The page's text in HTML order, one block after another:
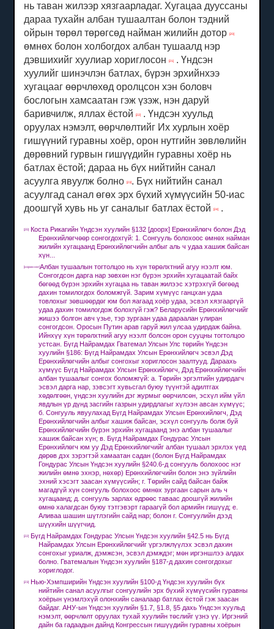
нь таван жилээр хязгаарладаг. Хугацаа дууссаны
дараа тухайн албан тушаалтан болон тэдний
ойрын төрөл төрөгсөд найман жилийн дотор[20]
өмнөх болон холбогдох албан тушаалд нэр
дэвшихийг хуулиар хориглосон[21] .Үндсэн
хуулийг шинэчлэн батлах, бүрэн эрхийнхээ
хугацааг өөрчлөхөд оролцсон хэн боловч
бослогын хамсаатан гэж үзэж, нэн даруй
баривчилж, яллах ёстой[22] .Үндсэн хуульд
оруулах нэмэлт, өөрчлөлтийг Их хурлын хоёр
гишүүний гуравны хоёр, орон нутгийн зөвлөлийн
дөрөвний гурвын гишүүдийн гуравны хоёр нь
батлах ёстой; дараа нь бүх нийтийн санал
асуулга явуулж болно[23] . Бүх нийтийн санал
асуулгад санал өгөх эрх бүхий хүмүүсийн 50-иас
доошгүй хувь нь уг саналыг батлах ёстой[24] .
[20]
Коста Рикагийн Үндсэн хуулийн §132 [доорх] Ерөнхийлөгч болон Дэд
Ерөнхийлөгчөөр сонгогдохгүй: 1. Сонгууль болохоос өмнөх найман
жилийн хугацаанд Ерөнхийлөгчийн албыг аль ч удаа хашиж байсан
хүн...
[хорин нэг] Албан тушаалын тогтолцоо нь хүн төрөлхтний агуу нээлт юм.
Сонгогдсон дарга нар зөвхөн нэг бүрэн эрхийн хугацаатай байх
бөгөөд бүрэн эрхийн хугацаа нь таван жилээс хэтрэхгүй бөгөөд
дахин томилогдох боломжгүй.Зарим хүмүүс ганцхан удаа
товлохыг зөвшөөрдөг юм бол яагаад хоёр удаа, эсвэл хязгааргүй
удаа дахин томилогдож болохгүй гэж?Беларусийн Ерөнхийлөгчийг
жишээ болгон авч үзье, тэр зургаан удаа дараалан улиран
сонгогдсон.Оросын Путин арав гаруй жил улсаа удирдаж байна.
Ийнхүү хүн төрөлхтний агуу нээлт болсон орон сууцны тогтолцоо
устсан.Бүгд Найрамдах Гватемал Улсын Улс төрийн Үндсэн
хуулийн §186: Бүгд Найрамдах Улсын Ерөнхийлөгч эсвэл Дэд
Ерөнхийлөгчийн албыг сонгохыг хориглосон заалтууд. Дараахь
хүмүүс Бүгд Найрамдах Улсын Ерөнхийлөгч, Дэд Ерөнхийлөгчийн
албан тушаалыг сонгох боломжгүй: a.Төрийн эргэлтийн удирдагч
эсвэл дарга нар,зэвсэгт хувьсгал буюу түүнтэй адилтгах
хөдөлгөөн, үндсэн хуулийн дэг журмыг өөрчилсөн, эсхүл ийм үйл
явдлын үр дүнд засгийн газрын удирдлагыг хүлээн авсан хүмүүс;
б.Сонгууль явуулахад Бүгд Найрамдах Улсын Ерөнхийлөгч, Дэд
Ерөнхийлөгчийн албыг хашиж байсан, эсхүл сонгууль болж буй
Ерөнхийлөгчийн бүрэн эрхийн хугацаанд энэ албан тушаалыг
хашиж байсан хүн;в.Бүгд Найрамдах Гондурас Улсын
Ерөнхийлөгч юм уу Дэд Ерөнхийлөгчийг албан тушаал эрхлэх үед
дөрөв дэх зэрэгтэй хамаатан садан (болон Бүгд Найрамдах
Гондурас Улсын Үндсэн хуулийн §240.6-д сонгууль болохоос нэг
жилийн өмнө эхнэр, нөхөр) Ерөнхийлөгчийн болон энэ зүйлийн
эхний хэсэгт заасан хүмүүсийн;г.Төрийн сайд байсан байж
магадгүй хүнсонгууль болохоос өмнөх зургаан сарын аль ч
хугацаанд; д.сонгууль зарлах өдрөөс таваас доошгүй жилийн
өмнө халагдсан буюу тэтгэвэрт гараагүй бол армийн гишүүд;е.
Аливаа шашин шүтлэгийн сайд нар;болон г.Сонгуулийн дээд
шүүхийн шүүгчид.
[22]
Бүгд Найрамдах Гондурас Улсын Үндсэн хуулийн §42.5 нь Бүгд
Найрамдах Улсын Ерөнхийлөгчийг үргэлжлүүлэх эсвэл дахин
сонгохыг уриалж, дэмжсэн, эсвэл дэмждэг;мөн иргэншлээ алдах
болно.Гватемалын Үндсэн хуулийн §187-д дахин сонгогдохыг
хориглодог.
[23]
Нью-Хэмпширийн Үндсэн хуулийн §100-д ​​Үндсэн хуулийн бүх
нийтийн санал асуулгыг сонгуулийн эрх бүхий хүмүүсийн гуравны
хоёрын үнэмлэхүй олонхийн саналаар батлах ёстой гэж заасан
байдаг.АНУ-ын Үндсэн хуулийн §1.7, §1.8, §5 дахь Үндсэн хуульд
нэмэлт, өөрчлөлт оруулах тухай хуулийн төслийг үзнэ үү.Иргэний
дайн ба гадаадын дайнд Конгрессын гишүүдийн гуравны хоёрын